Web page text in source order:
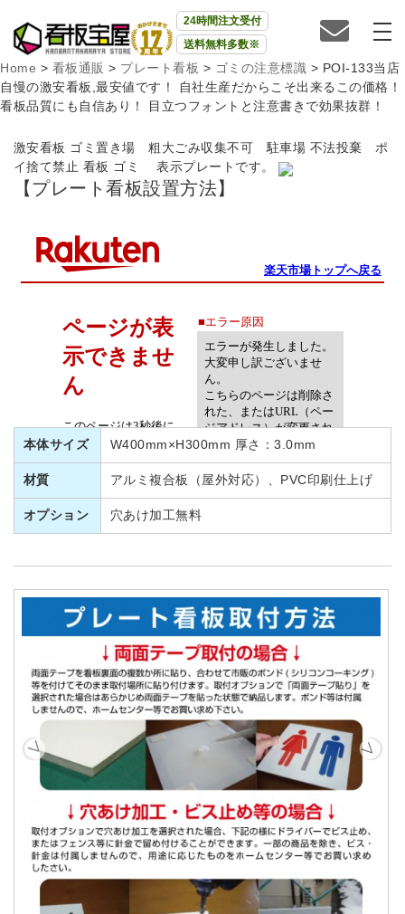
24時間注文受付
送料無料多数※
Home > 看板通販 > プレート看板 > ゴミの注意標識 > POI-133当店
自慢の激安看板,最安値です！ 自社生産だからこそ出来るこの価格！
看板品質にも自信あり！ 目立つフォントと注意書きで効果抜群！
激安看板 ゴミ置き場 粗大ごみ収集不可 駐車場 不法投棄 ポ
イ捨て禁止 看板 ゴミ 表示プレートです。
【プレート看板設置方法】
本体サイズ W400mm×H300mm 厚さ：3.0mm
材質 アルミ複合板（屋外対応）、PVC印刷仕上げ
オプション 穴あけ加工無料